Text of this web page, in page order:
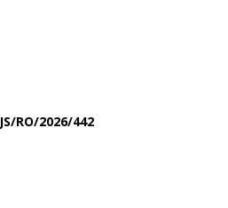
JS/RO/2026/442